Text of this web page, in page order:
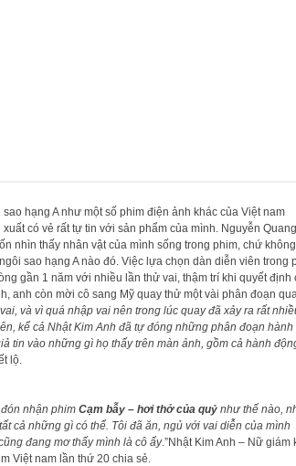
hạng A như một số phim điện ảnh khác của Việt nam
có vẻ rất tự tin với sản phẩm của mình. Nguyễn Quang
nhìn thấy nhân vật của mình sống trong phim, chứ không
sao hạng A nào đó. Việc lựa chọn dàn diễn viên trong
gần 1 năm với nhiều lần thử vai, thậm trí khi quyết định
anh còn mời cô sang Mỹ quay thử một vài phân đoạn
và vì quá nhập vai nên trong lúc quay đã xảy ra rất
kể cả Nhật Kim Anh đã tự đóng những phân đoạn hành
tin vào những gì họ thấy trên màn ảnh, gồm cả hành
lộ.
nhận phim Cạm bẫy – hơi thở của quỷnhư thế nào,
cả những gì có thể. Tôi đã ăn, ngủ với vai diễn của mình
đang mơ thấy mình là cô ấy.”Nhật Kim Anh – Nữ giám
Việt nam lần thứ 20 chia sẻ.